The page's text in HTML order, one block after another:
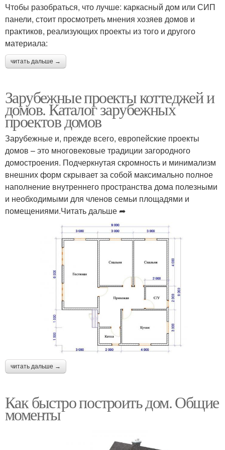
Чтобы разобраться, что лучше: каркасный дом или СИП
панели, стоит просмотреть мнения хозяев домов и
практиков, реализующих проекты из того и другого
материала:
читать дальше →
Зарубежные проекты коттеджей и
домов. Каталог зарубежных
проектов домов
Зарубежные и, прежде всего, европейские проекты
домов – это многовековые традиции загородного
домостроения. Подчеркнутая скромность и минимализм
внешних форм скрывает за собой максимально полное
наполнение внутреннего пространства дома полезными
и необходимыми для членов семьи площадями и
помещениями.Читать дальше ➦
читать дальше →
Как быстро построить дом. Общие
моменты